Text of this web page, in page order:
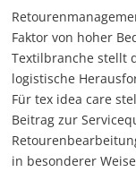
Faktor von hoher
Textilbranche stellt
logistische
Für tex idea care
Beitrag zur
in besonderer